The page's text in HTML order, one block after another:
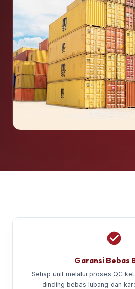
Garansi Bebas
Setiap unit melalui proses QC
dinding bebas lubang dan